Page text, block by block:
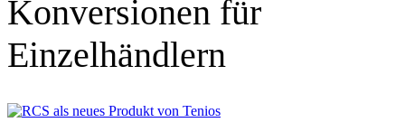
Konversionen für
Einzelhändlern
Online